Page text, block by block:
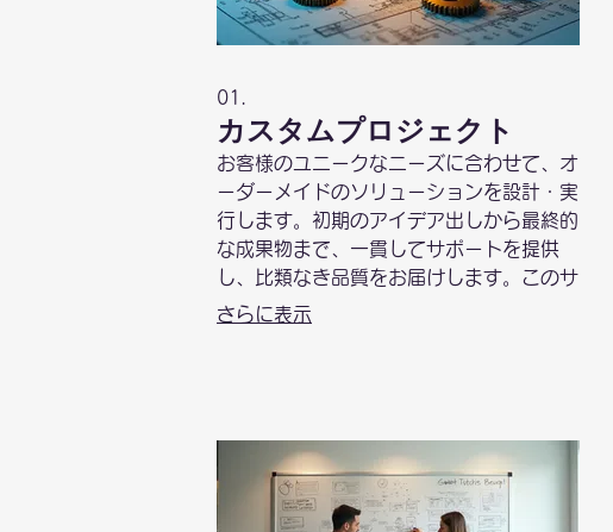
01.
カスタムプロジェクト
お客様のユニークなニーズに合わせて、オ
ーダーメイドのソリューションを設計・実
行します。初期のアイデア出しから最終的
な成果物まで、一貫してサポートを提供
し、比類なき品質をお届けします。このサ
ービスは、標準的な提供範囲を超える特別
さらに表示